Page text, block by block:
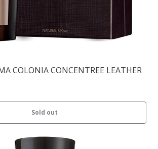
COLONIA CONCENTREE LEATHER
Sold out